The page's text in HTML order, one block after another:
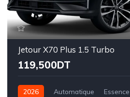
Jetour X70 Plus 1.5 Turbo
119,500DT
2026 Automatique Essence